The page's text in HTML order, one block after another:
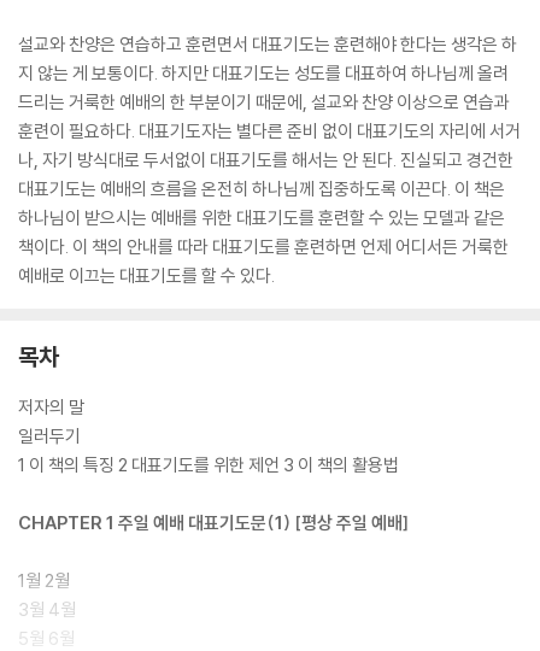
설교와 찬양은 연습하고 훈련면서 대표기도는 훈련해야 한다는 생각은 하
지 않는 게 보통이다. 하지만 대표기도는 성도를 대표하여 하나님께 올려
드리는 거룩한 예배의 한 부분이기 때문에, 설교와 찬양 이상으로 연습과
훈련이 필요하다. 대표기도자는 별다른 준비 없이 대표기도의 자리에 서거
나, 자기 방식대로 두서없이 대표기도를 해서는 안 된다. 진실되고 경건한
대표기도는 예배의 흐름을 온전히 하나님께 집중하도록 이끈다. 이 책은
하나님이 받으시는 예배를 위한 대표기도를 훈련할 수 있는 모델과 같은
책이다. 이 책의 안내를 따라 대표기도를 훈련하면 언제 어디서든 거룩한
예배로 이끄는 대표기도를 할 수 있다.
목차
저자의 말
일러두기
1 이 책의 특징 2 대표기도를 위한 제언 3 이 책의 활용법
CHAPTER 1 주일 예배 대표기도문(1) [평상 주일 예배]
1월 2월
3월 4월
5월 6월